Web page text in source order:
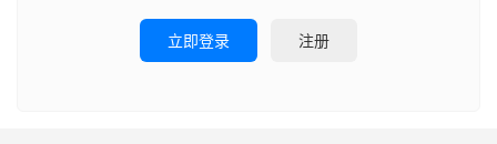
立即登录 注册